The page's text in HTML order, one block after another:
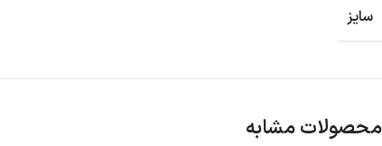
سایز
محصولات مشابه